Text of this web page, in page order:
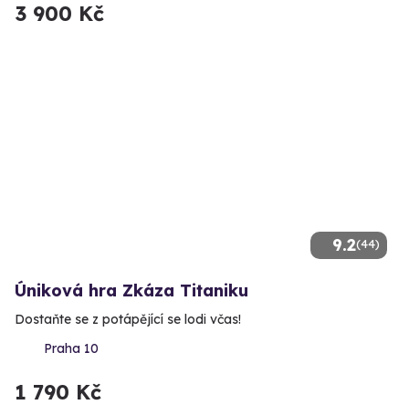
3 900 Kč
9.2(44)
Úniková hra Zkáza Titaniku
Dostaňte se z potápějící se lodi včas!
Praha 10
1 790 Kč